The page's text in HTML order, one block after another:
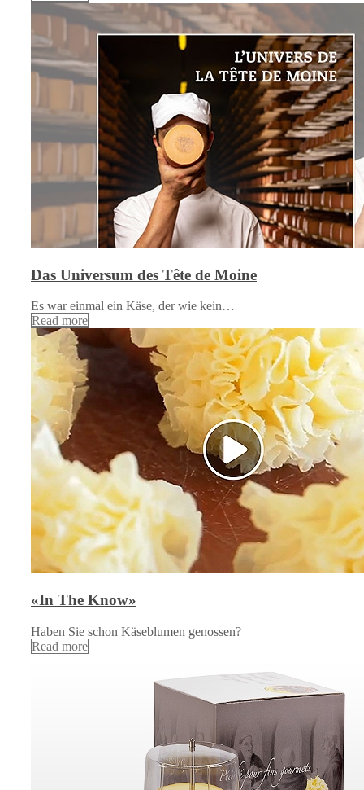
Das Universum des Tête de Moine
Es war einmal ein Käse, der wie kein…
Read more
«In The Know»
Haben Sie schon Käseblumen genossen?
Read more